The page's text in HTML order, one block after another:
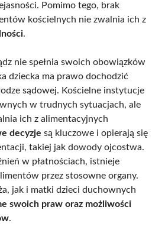
Pomimo tego, brak
kościelnych nie zwalnia ich z
.
nie spełnia swoich obowiązków
dziecka ma prawo dochodzić
sądowej. Kościelne instytucje
w trudnych sytuacjach, ale
ich z alimentacyjnych
decyzje są kluczowe i opierają się
takiej jak dowody ojcostwa.
w płatnościach, istnieje
przez stosowne organy.
jak i matki dzieci duchownych
swoich praw oraz możliwości
.